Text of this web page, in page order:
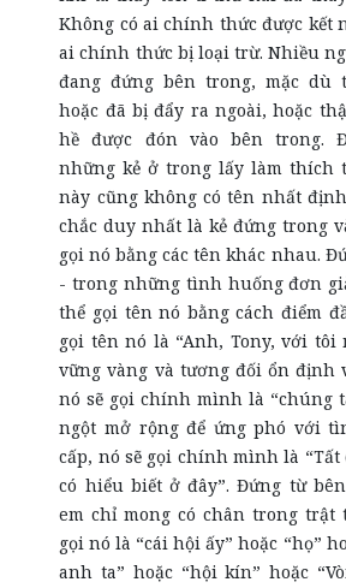
Không có ai chính thức được kết
ai chính thức bị loại trừ. Nhiều
đang đứng bên trong, mặc dù
hoặc đã bị đẩy ra ngoài, hoặc
hề được đón vào bên trong.
những kẻ ở trong lấy làm thích
này cũng không có tên nhất
chắc duy nhất là kẻ đứng trong
gọi nó bằng các tên khác nhau.
- trong những tình huống đơn
thể gọi tên nó bằng cách điểm
gọi tên nó là “Anh, Tony, với tôi
vững vàng và tương đối ổn định
nó sẽ gọi chính mình là “chúng
ngột mở rộng để ứng phó với
cấp, nó sẽ gọi chính mình là
có hiểu biết ở đây”. Đứng từ
em chỉ mong có chân trong trật
gọi nó là “cái hội ấy” hoặc “họ”
anh ta” hoặc “hội kín” hoặc